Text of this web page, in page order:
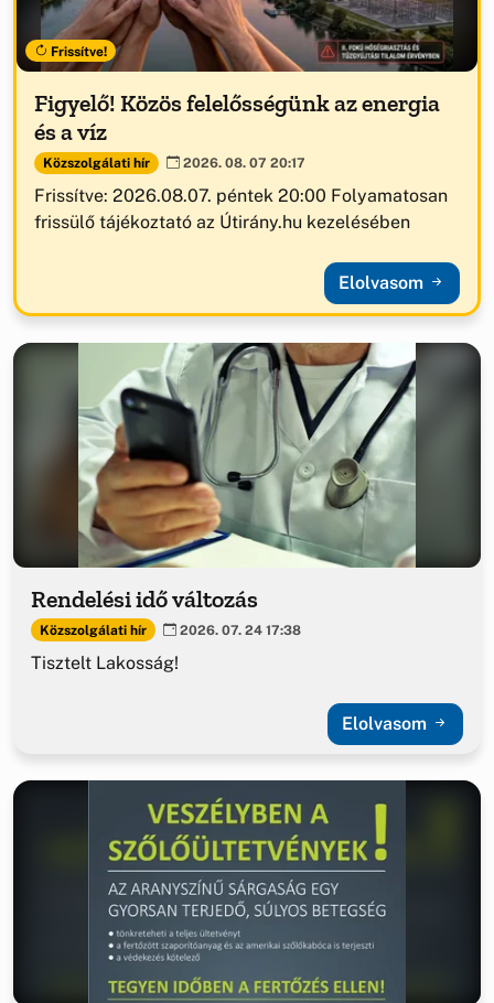
Frissítve!
Figyelő! Közös felelősségünk az energia
és a víz
Közszolgálati hír 2026. 08. 07 20:17
Frissítve: 2026.08.07. péntek 20:00 Folyamatosan
frissülő tájékoztató az Útirány.hu kezelésében
Elolvasom
Rendelési idő változás
Közszolgálati hír 2026. 07. 24 17:38
Tisztelt Lakosság!
Elolvasom